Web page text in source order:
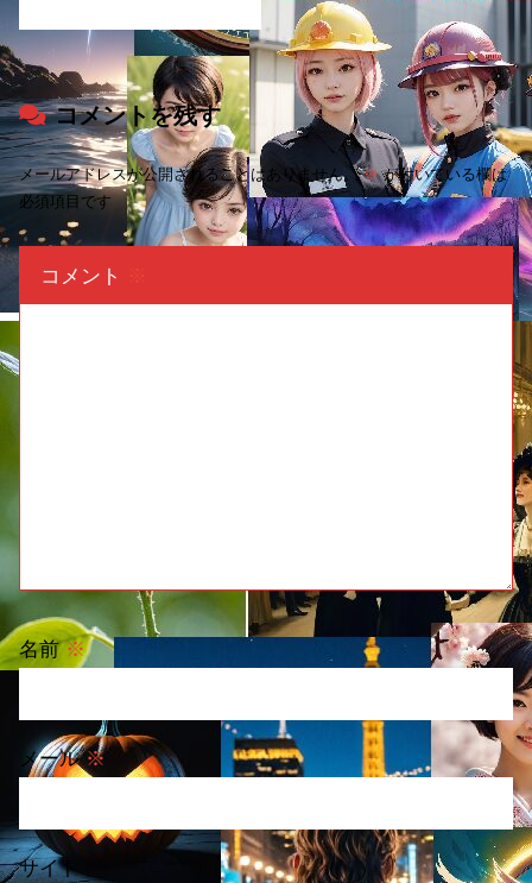
コメントを残す
メールアドレスが公開されることはありません。 ※が付いている欄は
必須項目です
コメント
名前※
メール※
サイト